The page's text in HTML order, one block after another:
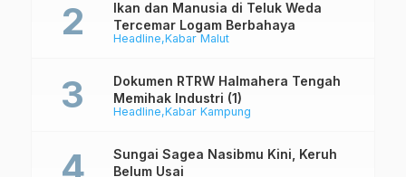
Headline Kabar Malut
Ikan dan Manusia di Teluk Weda
Tercemar Logam Berbahaya
Headline Kabar Kampung
Dokumen RTRW Halmahera Tengah
Memihak Industri (1)
Sungai Sagea Nasibmu Kini, Keruh
Belum Usai